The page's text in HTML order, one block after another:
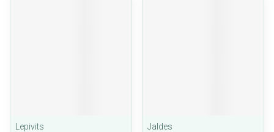
Lepivits
Jaldes